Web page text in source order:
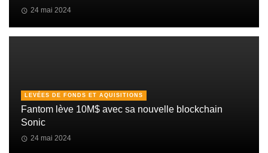
24 mai 2024
LEVÉES DE FONDS ET AQUISITIONS
Fantom lève 10M$ avec sa nouvelle blockchain
Sonic
24 mai 2024